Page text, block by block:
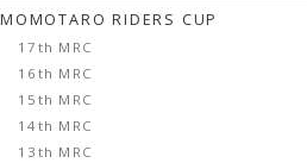
MOMOTARO RIDERS CUP
17th MRC
16th MRC
15th MRC
14th MRC
13th MRC